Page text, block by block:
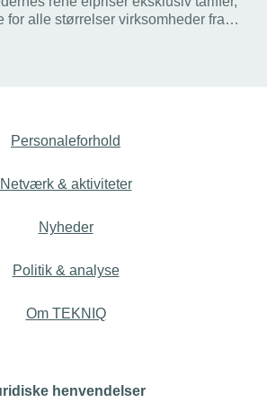
for alle størrelser virksomheder fra
Personaleforhold
Netværk & aktiviteter
Nyheder
Politik & analyse
Om TEKNIQ
henvendelser